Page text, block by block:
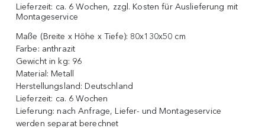
Lieferzeit: ca. 6 Wochen, zzgl. Kosten für Auslieferung mit
Montageservice
Maße (Breite x Höhe x Tiefe): 80x130x50 cm
Farbe: anthrazit
Gewicht in kg: 96
Material: Metall
Herstellungsland: Deutschland
Lieferzeit: ca. 6 Wochen
Lieferung:nach Anfrage, Liefer- und Montageservice
werden separat berechnet